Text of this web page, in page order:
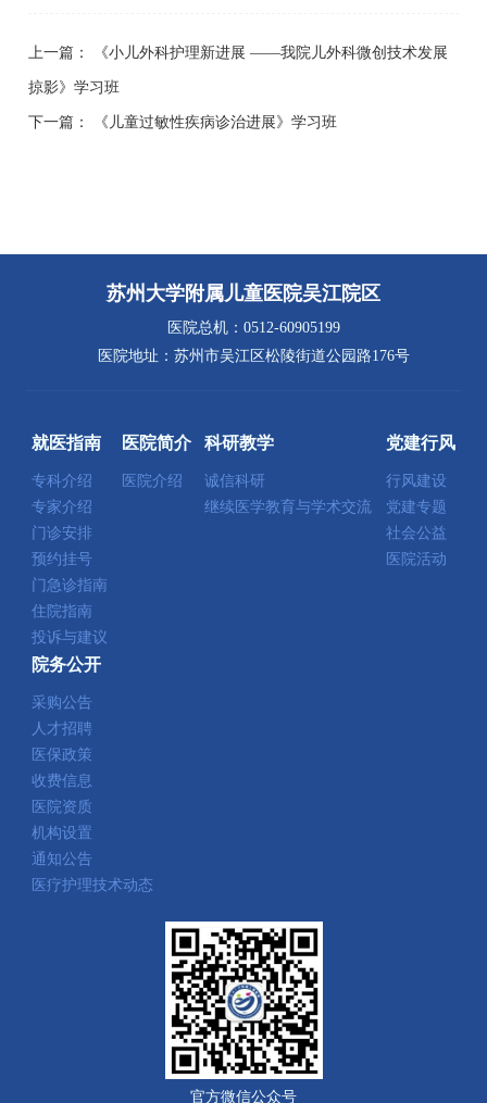
上一篇： 《小儿外科护理新进展 ——我院儿外科微创技术发展
掠影》学习班
下一篇： 《儿童过敏性疾病诊治进展》学习班
苏州大学附属儿童医院吴江院区
医院总机：0512-60905199
医院地址：苏州市吴江区松陵街道公园路176号
就医指南
专科介绍
专家介绍
门诊安排
预约挂号
门急诊指南
住院指南
投诉与建议
医院简介
医院介绍
科研教学
诚信科研
继续医学教育与学术交流
党建行风
行风建设
党建专题
社会公益
医院活动
院务公开
采购公告
人才招聘
医保政策
收费信息
医院资质
机构设置
通知公告
医疗护理技术动态
官方微信公众号